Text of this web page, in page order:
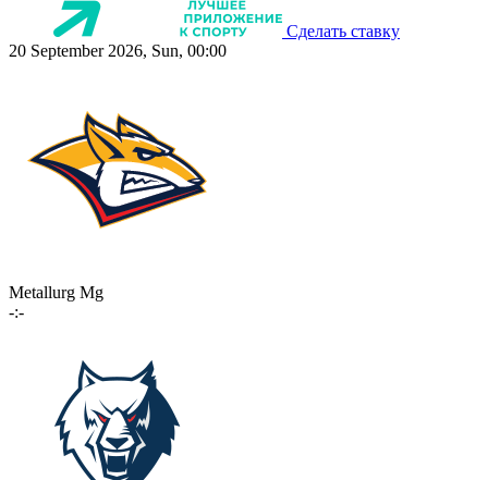
Сделать ставку
20 September 2026, Sun, 00:00
Metallurg Mg
-:-